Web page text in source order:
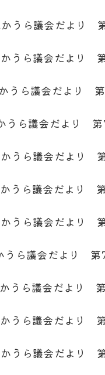
うら議会だより
うら議会だより
うら議会だより
うら議会だより 第
うら議会だより
うら議会だより
うら議会だより
うら議会だより 第
うら議会だより
うら議会だより
うら議会だより